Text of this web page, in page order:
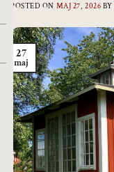
POSTED ON MAJ 27, 2026 BY
27
maj